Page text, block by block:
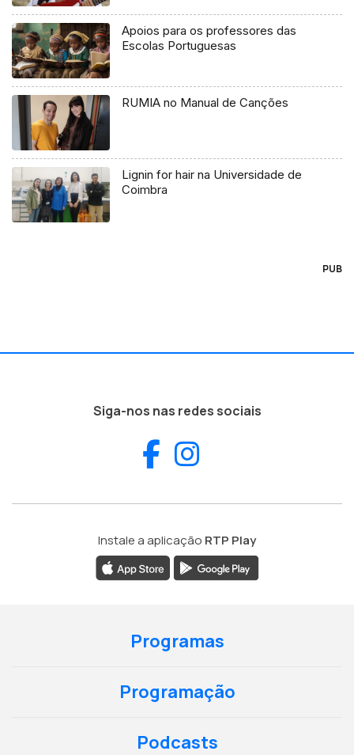
Apoios para os professores das
Escolas Portuguesas
RUMIA no Manual de Canções
Lignin for hair na Universidade de
Coimbra
PUB
Siga-nos nas redes sociais
Facebook
Instale a aplicação RTP Play
Programas
Programação
Podcasts